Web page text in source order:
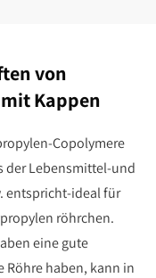
von
Kappen
Copolymere
der Lebensmittel-und
entspricht-ideal für
röhrchen.
eine gute
haben, kann in